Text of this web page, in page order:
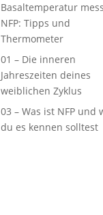
Basaltemperatur
NFP: Tipps und
Thermometer
01 – Die inneren
Jahreszeiten deines
weiblichen Zyklus
03 – Was ist NFP und
du es kennen solltest